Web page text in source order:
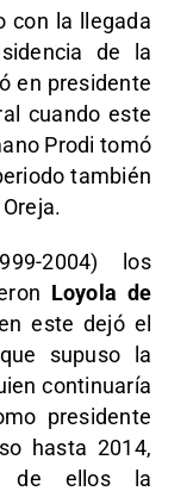
con la llegada
de la
en presidente
cuando este
Prodi tomó
también
2004) los
Loyola de
este dejó el
supuso la
continuaría
presidente
hasta 2014,
de ellos la